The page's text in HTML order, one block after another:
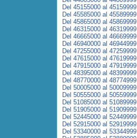
Del 45155000 al 45159999
Del 45585000 al 45589999
Del 45865000 al 45869999
Del 46315000 al 46319999
Del 46665000 al 46669999
Del 46940000 al 46944999
Del 47255000 al 47259999
Del 47615000 al 47619999
Del 47915000 al 47919999
Del 48395000 al 48399999
Del 48770000 al 48774999
Del 50005000 al 50009999
Del 50555000 al 50559999
Del 51085000 al 51089999
Del 51905000 al 51909999
Del 52445000 al 52449999
Del 52915000 al 52919999
Del 53340000 al 53344999